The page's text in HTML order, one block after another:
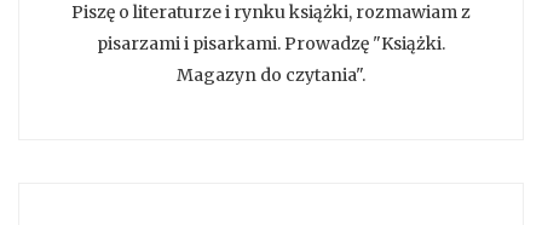
Piszę o literaturze i rynku książki, rozmawiam z
pisarzami i pisarkami. Prowadzę "Książki.
Magazyn do czytania".